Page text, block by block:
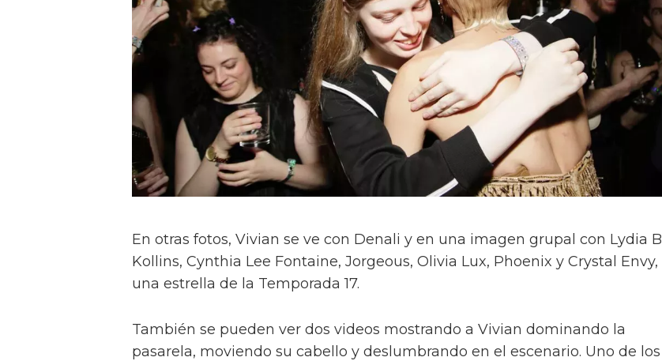
En otras fotos, Vivian se ve con Denali y en una imagen grupal con Lydia B
Kollins, Cynthia Lee Fontaine, Jorgeous, Olivia Lux, Phoenix y Crystal Envy,
una estrella de la Temporada 17.
También se pueden ver dos videos mostrando a Vivian dominando la
pasarela, moviendo su cabello y deslumbrando en el escenario. Uno de los